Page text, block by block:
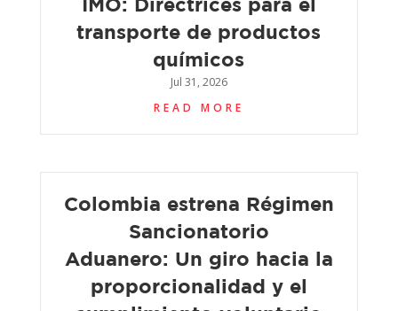
transporte de productos
químicos
Jul 31, 2026
READ MORE
Colombia estrena Régimen
Sancionatorio
Aduanero: Un giro hacia la
proporcionalidad y el